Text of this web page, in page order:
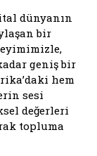
dünyanın
bir
geniş bir
hem
sesi
değerleri
topluma